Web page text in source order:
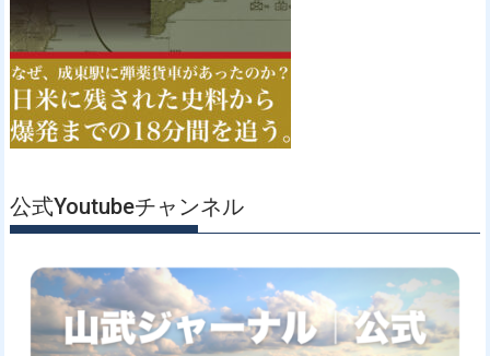
公式Youtubeチャンネル